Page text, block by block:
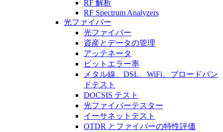
RF 解析
RF Spectrum Analyzers
光ファイバー
光ファイバー
資産とデータの管理
アッテネータ
ビットエラー率
メタル線、DSL、WiFi、ブロードバン
ドテスト
DOCSIS テスト
光ファイバーテスター
イーサネットテスト
OTDR とファイバーの特性評価